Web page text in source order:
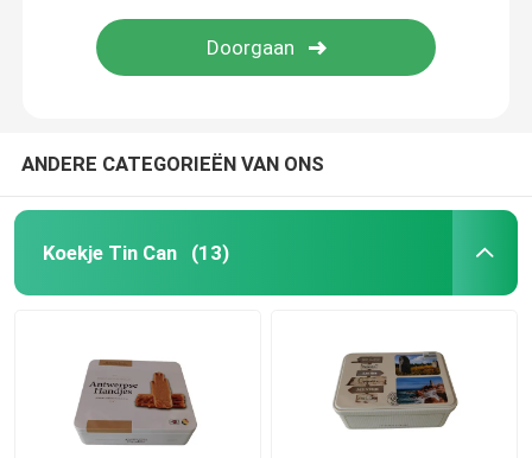
ANDERE CATEGORIEËN VAN ONS
Koekje Tin Can (13)